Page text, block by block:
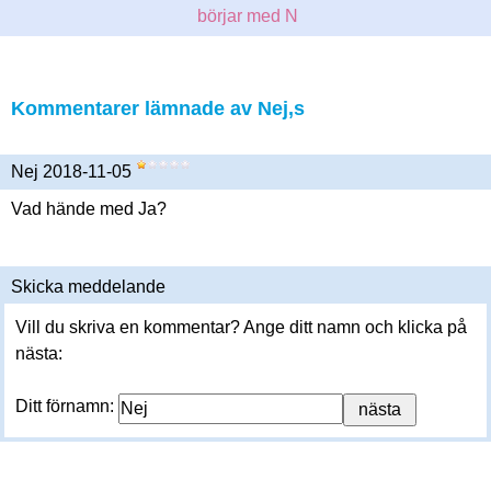
börjar med N
Kommentarer lämnade av Nej,s
Nej 2018-11-05
Vad hände med Ja?
Skicka meddelande
Vill du skriva en kommentar? Ange ditt namn och klicka på
nästa:
Ditt förnamn: